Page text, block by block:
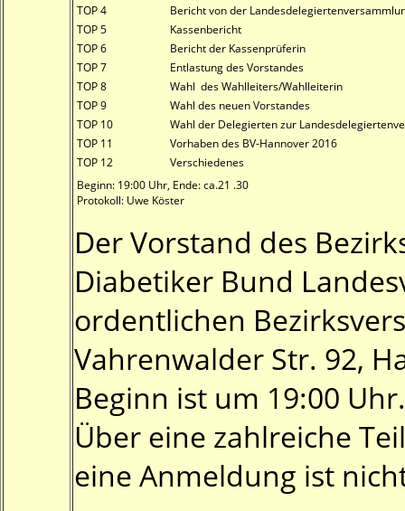
TOP 4
Bericht von der
TOP 5
Kassenbericht
TOP 6
Bericht der Kassenprüferin
TOP 7
Entlastung des Vorstandes
TOP 8
Wahl des Wahlleiters/Wahlleiterin
TOP 9
Wahl des neuen Vorstandes
TOP 10
Wahl der Delegierten zur
TOP 11
Vorhaben des BV-Hannover 2016
TOP 12
Verschiedenes
Beginn: 19:00 Uhr, Ende: ca.21 .30
Protokoll: Uwe Köster
Der Vorstand des
Diabetiker Bund
ordentlichen
Vahrenwalder Str. 92,
Beginn ist um 19:00 Uhr.
Über eine zahlreiche
eine Anmeldung ist